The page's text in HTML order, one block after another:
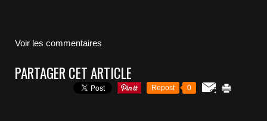
Voir les commentaires
PARTAGER CET ARTICLE
Repost 0